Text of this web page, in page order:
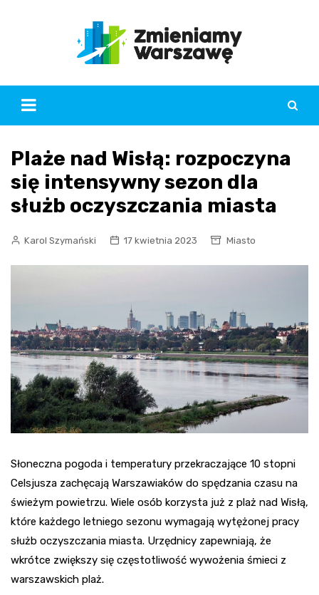
Plaże nad Wisłą: rozpoczyna
się intensywny sezon dla
służb oczyszczania miasta
Karol Szymański 17 kwietnia 2023 Miasto
Słoneczna pogoda i temperatury przekraczające 10 stopni
Celsjusza zachęcają Warszawiaków do spędzania czasu na
świeżym powietrzu. Wiele osób korzysta już z plaż nad Wisłą,
które każdego letniego sezonu wymagają wytężonej pracy
służb oczyszczania miasta. Urzędnicy zapewniają, że
wkrótce zwiększy się częstotliwość wywożenia śmieci z
warszawskich plaż.